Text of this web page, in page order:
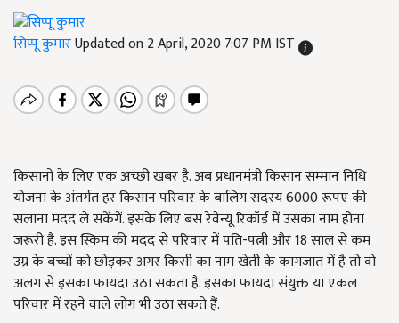
सिप्पू कुमारUpdated on 2 April, 2020 7:07 PM IST
किसानों के लिए एक अच्छी खबर है. अब प्रधानमंत्री किसान सम्मान निधि
योजना के अंतर्गत हर किसान परिवार के बालिग सदस्य 6000 रूपए की
सलाना मदद ले सकेंगें. इसके लिए बस रेवेन्यू रिकॉर्ड में उसका नाम होना
जरूरी है. इस स्किम की मदद से परिवार में पति-पत्नी और 18 साल से कम
उम्र के बच्चों को छोड़कर अगर किसी का नाम खेती के कागजात में है तो वो
अलग से इसका फायदा उठा सकता है. इसका फायदा संयुक्त या एकल
परिवार में रहने वाले लोग भी उठा सकते हैं.